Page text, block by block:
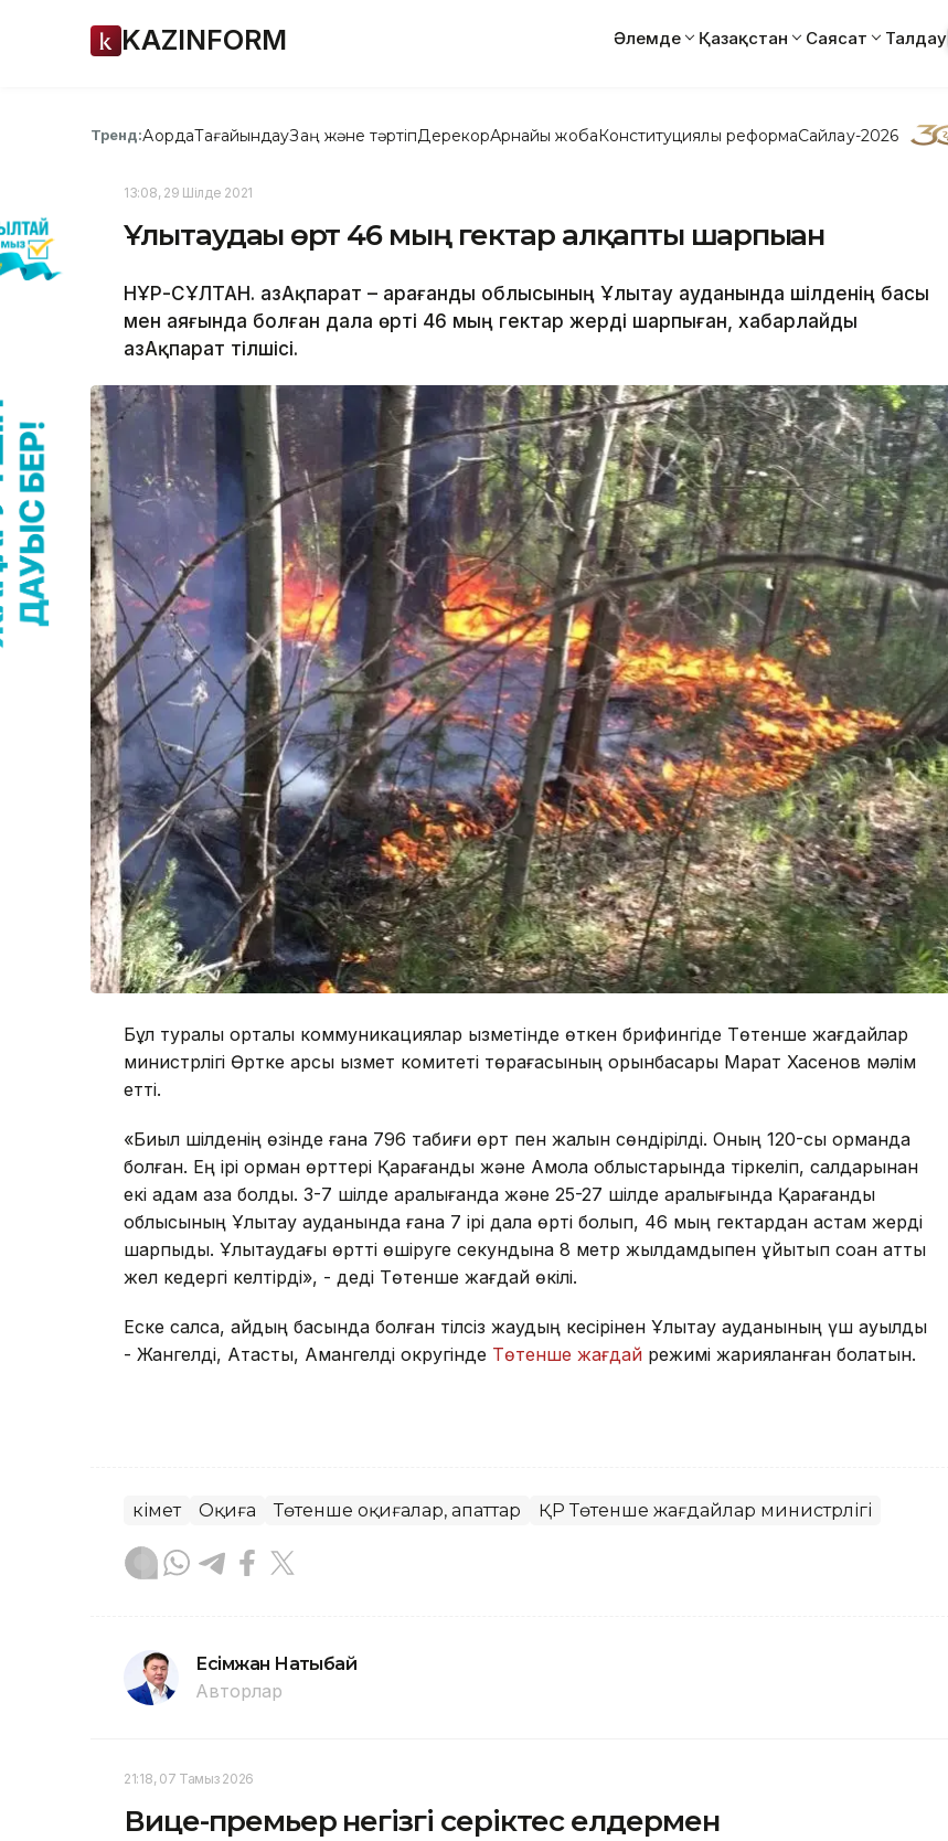
KAZINFORM Әлемде Қазақстан Саясат Талдау
Тренд:АқордаТағайындауЗаң және тәртіпДерекқорАрнайы жобаКонституциялық реформаСайлау-2026
13:08, 29 Шілде 2021
Ұлытаудағы өрт 46 мың гектар алқапты шарпыған
НҰР-СҰЛТАН. ҚазАқпарат – Қарағанды облысының Ұлытау ауданында шілденің басы
мен аяғында болған дала өрті 46 мың гектар жерді шарпыған, хабарлайды
ҚазАқпарат тілшісі.
Бұл туралы орталық коммуникациялар қызметінде өткен брифингіде Төтенше жағдайлар
министрлігі Өртке қарсы қызмет комитеті төрағасының орынбасары Марат Хасенов мәлім
етті.
«Биыл шілденің өзінде ғана 796 табиғи өрт пен жалын сөндірілді. Оның 120-сы орманда
болған. Ең ірі орман өрттері Қарағанды және Ақмола облыстарында тіркеліп, салдарынан
екі адам қаза болды. 3-7 шілде аралығанда және 25-27 шілде аралығында Қарағанды
облысының Ұлытау ауданында ғана 7 ірі дала өрті болып, 46 мың гектардан астам жерді
шарпыды. Ұлытаудағы өртті өшіруге секундына 8 метр жылдамдықпен ұйытқып соққан қатты
жел кедергі келтірді», - деді Төтенше жағдай өкілі.
Еске салсақ, айдың басында болған тілсіз жаудың кесірінен Ұлытау ауданының үш ауылдық
- Жангелді, Ақтасты, Амангелді округінде Төтенше жағдай режимі жарияланған болатын.
Үкімет Оқиға Төтенше оқиғалар, апаттар ҚР Төтенше жағдайлар министрлігі
Есімжан Нақтыбай
Авторлар
21:18, 07 Тамыз 2026
Вице-премьер негізгі серіктес елдермен